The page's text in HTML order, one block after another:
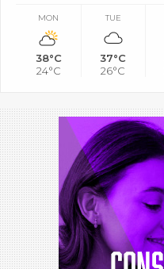
MON
38°C
24°C
TUE
37°C
26°C